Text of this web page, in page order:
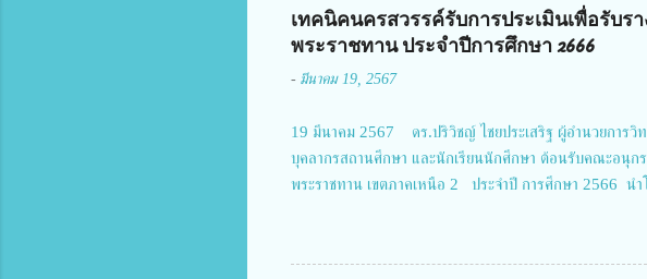
จัยฯ กล่าวรายงาน ซึ่งการประชุมในครั้งนี้ นางสาวสตตกมล
มอบหมายให้เข้าร่วมการประชุม ณ Grand Richmond
สำคัญของกา...
เทคนิคนครสวรรค์รับการประเมินเพื่อรับ
พระราชทาน ประจำปีการศึกษา 2666
- มีนาคม 19, 2567
19 มีนาคม 2567 ดร.ปริวิชญ์ ไชยประเสริฐ ผู้อำนวยการวิ
บุคลากรสถานศึกษา และนักเรียนนักศึกษา ต้อนรับคณะอนุก
พระราชทาน เขตภาคเหนือ 2 ประจำปี การศึกษา 2566 น
กำแพงเพชร 3.นางสาวหัตถาภรณ์ เสาร์เรือน ผู้อำนวยกา
วิทยาลัยการอาชีพรัตนประสิทธิ์วิทย์ 5.นายธเนศ คงวังทอง